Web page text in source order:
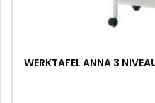
WERKTAFEL ANNA 3